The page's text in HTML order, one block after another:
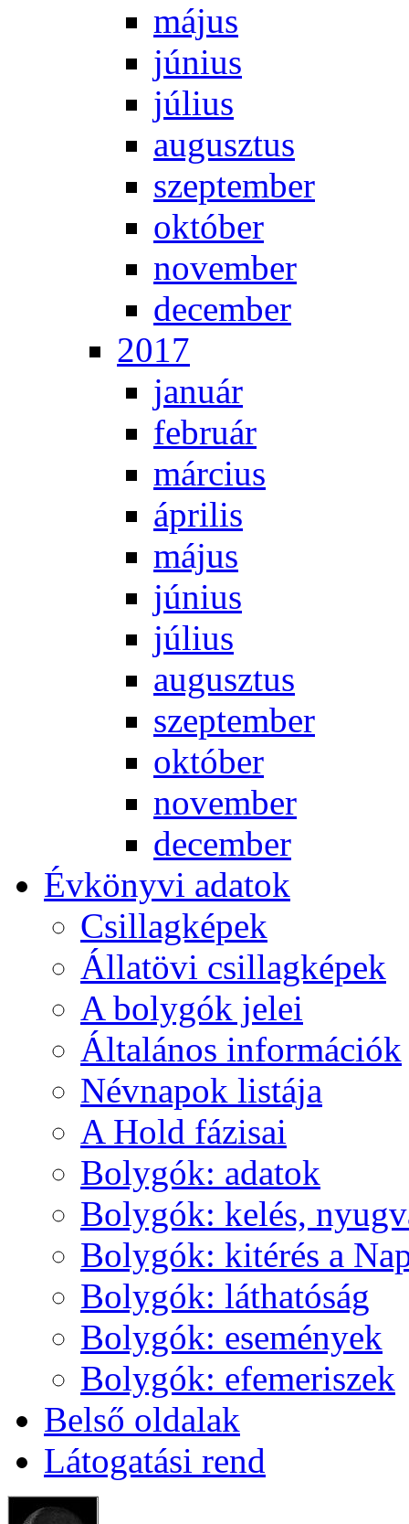
má­jus
jú­ni­us
jú­li­us
au­gusz­tus
szep­tem­ber
ok­tó­ber
no­vem­ber
de­cem­ber
2017
ja­nu­ár
feb­ru­ár
már­ci­us
áp­ri­lis
má­jus
jú­ni­us
jú­li­us
au­gusz­tus
szep­tem­ber
ok­tó­ber
no­vem­ber
de­cem­ber
Év­köny­vi ada­tok
Csil­lag­ké­pek
Ál­lat­övi csil­lag­ké­pek
A boly­gók je­lei
Ál­ta­lá­nos in­for­má­ci­ók
Név­na­pok lis­tá­ja
A Hold fá­zi­sai
Boly­gók: ada­tok
Boly­gók: ke­lés,
Boly­gók: ki­té­rés a
Boly­gók: lát­ha­tó­ság
Boly­gók: ese­mé­nyek
Boly­gók: efe­me­ri­szek
Bel­ső ol­da­lak
Lá­to­ga­tá­si rend